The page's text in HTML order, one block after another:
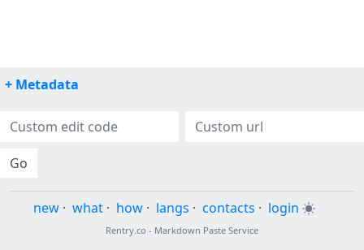
+ Metadata
Go
new · what · how · langs · contacts · login
Rentry.co - Markdown Paste Service